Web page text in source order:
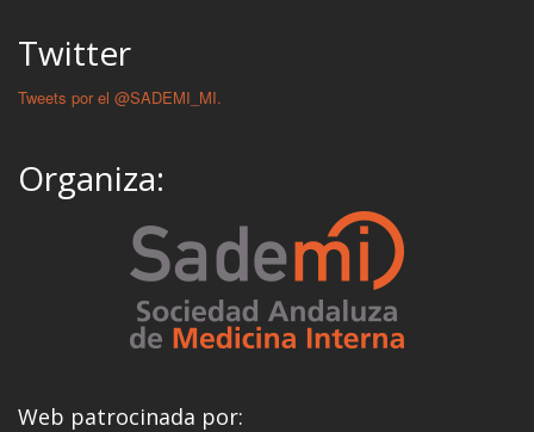
Twitter
Tweets por el @SADEMI_MI.
Organiza:
Web patrocinada por: